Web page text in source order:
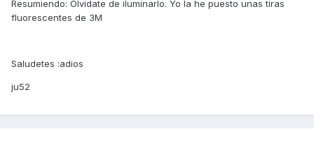
Resumiendo: Olvidate de iluminarlo. Yo la he puesto unas tiras
fluorescentes de 3M
Saludetes :adios
ju52